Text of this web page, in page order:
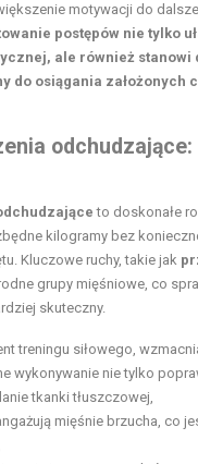
motywacji do
postępów nie tylko
ale również stanowi
do osiągania założonych
to doskonałe
kilogramy bez
Kluczowe ruchy, takie jak
grupy mięśniowe, co
skuteczny.
treningu siłowego,
wykonywanie nie tylko
tkanki tłuszczowej,
mięśnie brzucha, co